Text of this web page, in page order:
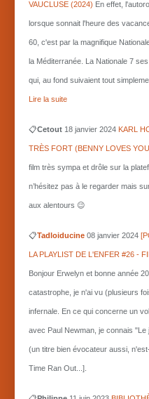
VAUCLUSE (2024) En effet,
lorsque sonnait l'heure des
60, c'est par la magnifique
la Méditerranée. La Nationale 7
qui, au fond suivaient tout
Lire la suite
📋Cetout 18 janvier 2024 KARL
TRÈS FORT (BENNY LOVES
film très sympa et drôle sur la
n’hésitez pas à le regarder mais
aux alentours 😉
📋Tadloiducine 08 janvier 2024
LA PLAYLIST DE L'ENFER #26 -
Bonjour Erwelyn et bonne année
catastrophe, je n'ai vu (plusieurs
infernale. En ce qui concerne un
avec Paul Newman, je connais "Le
(un titre bien évocateur aussi,
Time Ran Out...].